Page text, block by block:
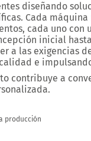
diseñando
Cada
cada uno con
inicial
a las exigencias
e
contribuye a
producción